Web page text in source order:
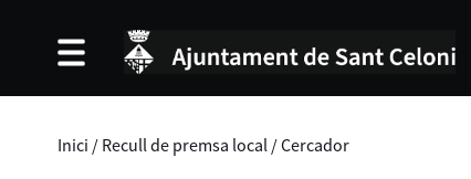
Inici / Recull de premsa local /Cercador